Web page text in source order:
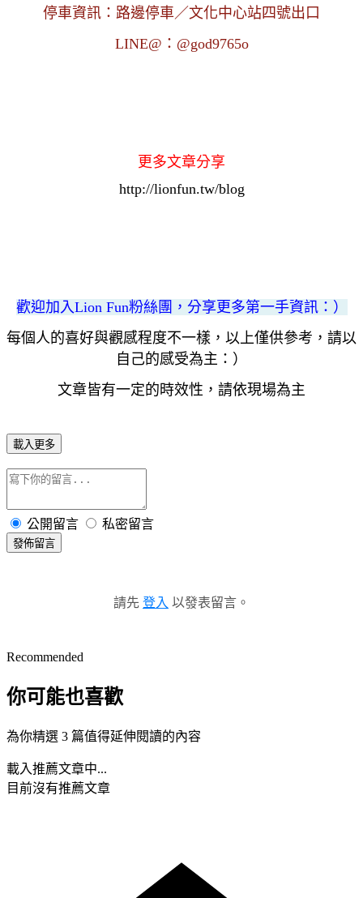
停車資訊：路邊停車／文化中心站四號出口
LINE@：@god9765o
更多文章分享
http://lionfun.tw/blog
歡迎加入Lion Fun粉絲團，分享更多第一手資訊：）
每個人的喜好與觀感程度不一樣，以上僅供參考，請以
自己的感受為主：）
文章皆有一定的時效性，請依現場為主
載入更多
公開留言 私密留言
發佈留言
請先 登入 以發表留言。
Recommended
你可能也喜歡
為你精選 3 篇值得延伸閱讀的內容
載入推薦文章中...
目前沒有推薦文章